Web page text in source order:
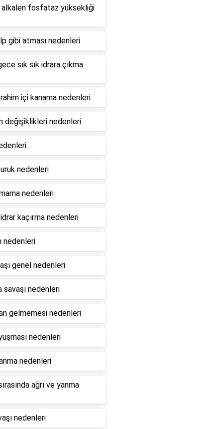
alkalen fosfataz yüksekliği
gibi atması nedenleri
sık sık idrara çıkma
içi kanama nedenleri
değişiklikleri nedenleri
nedenleri
nedenleri
idrar kaçırma nedenleri
nedenleri
genel nedenleri
savaşı nedenleri
gelmemesi nedenleri
nedenleri
nedenleri
ağrı ve yanma
nedenleri